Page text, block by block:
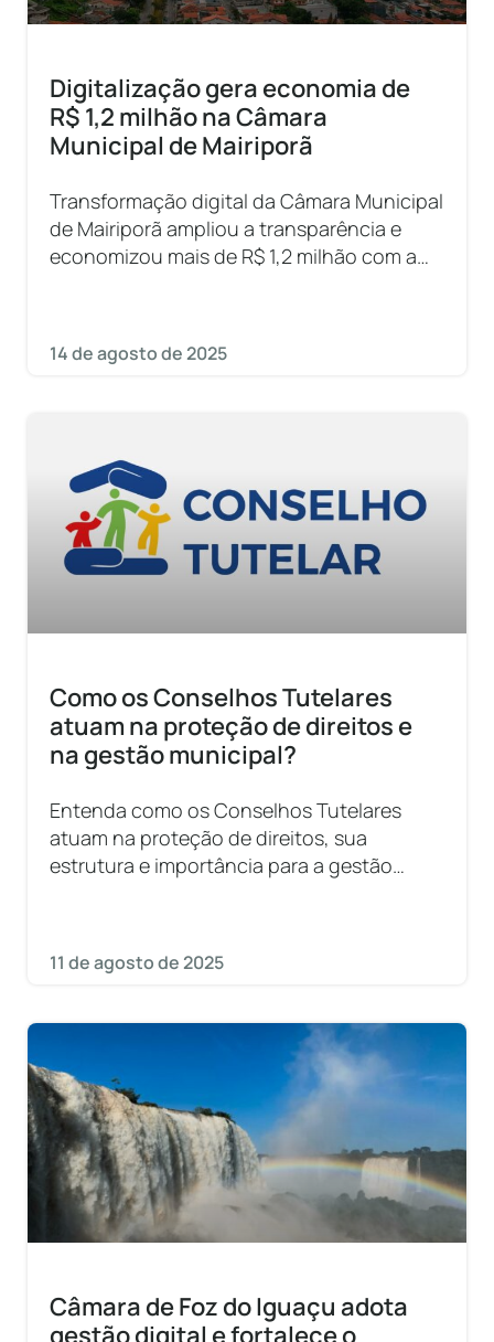
Digitalização gera economia de
R$ 1,2 milhão na Câmara
Municipal de Mairiporã
Transformação digital da Câmara Municipal
de Mairiporã ampliou a transparência e
economizou mais de R$ 1,2 milhão com a
14 de agosto de 2025
Como os Conselhos Tutelares
atuam na proteção de direitos e
na gestão municipal?
Entenda como os Conselhos Tutelares
atuam na proteção de direitos, sua
estrutura e importância para a gestão
11 de agosto de 2025
Câmara de Foz do Iguaçu adota
gestão digital e fortalece o